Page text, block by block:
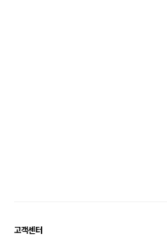
고객센터